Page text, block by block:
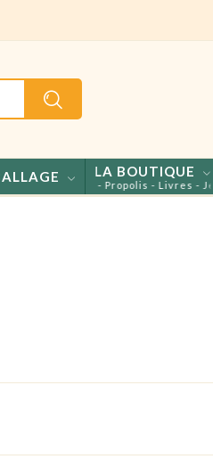
LA BOUTIQUE
- Confiseries - Propolis - Livres - Jeux